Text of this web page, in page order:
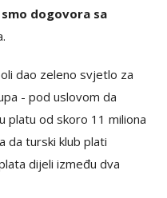
smo dogovora sa
dao zeleno svjetlo za
- pod uslovom da
platu od skoro 11 miliona
da turski klub plati
dijeli između dva